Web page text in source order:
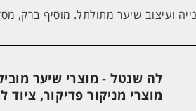
ועיצוב שיער מתולתל. מוסיף ברק,
לה שנטל - מוצרי שיער
מוצרי מניקור פדיקור, ציוד